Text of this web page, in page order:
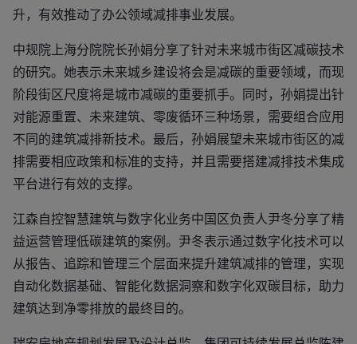
升，有效推动了办公领域减排事业发展。
中规院上海分院院长孙娟分享了针对未来城市街区减碳技术
的研究。她表示未来城乡建设将会是减碳的重要领域，而现
阶段街区尺度将是城市减碳的重要抓手。同时，孙娟提出针
对能源重置、未来建筑、零废循环三种场景，需要组合应用
不同的建筑减排新技术。最后，孙娟展望未来城市街区的减
排需要相应政策和标准的支持，并且需要搭建减排技术集成
平台进行有效的支撑。
江森自控智慧建筑与数字化业务中国区负责人尹冬分享了精
益运营管理低碳建筑的案例。尹冬表示通过数字化技术可以
从报告、追踪和管理三个层面来提升建筑减排的管理，实现
自动化数据基础、智能化数据洞察和数字化双碳目标，助力
建筑达到净零排放的最终目的。